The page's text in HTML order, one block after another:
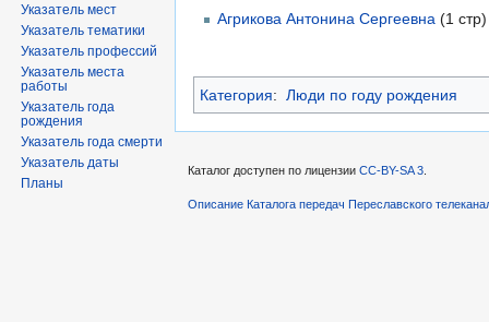
Агрикова Антонина Сергеевна (1 стр)
Категория: Люди по году рождения
Указатель мест
Указатель тематики
Указатель профессий
Указатель места
работы
Указатель года
рождения
Указатель года смерти
Указатель даты
Планы
Каталог доступен по лицензии CC-BY-SA 3
Описание Каталога передач Переславского